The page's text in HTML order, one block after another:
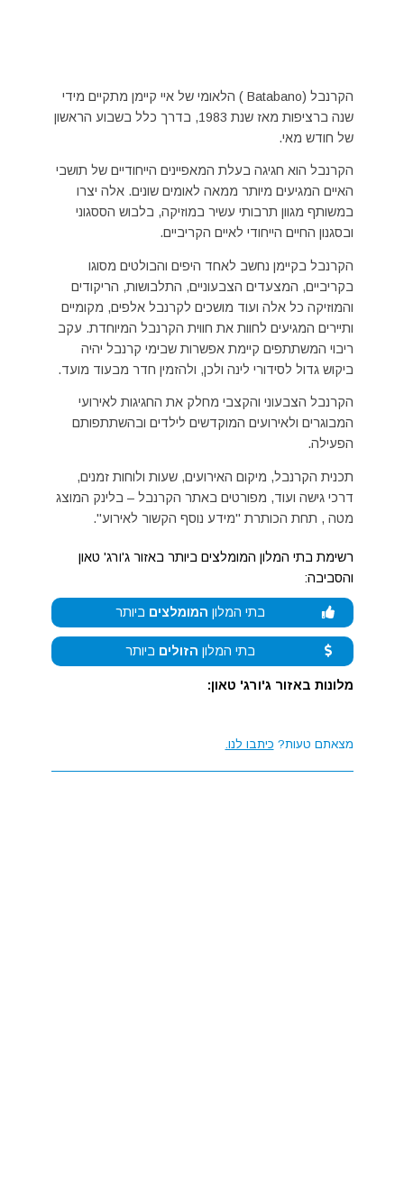
הקרנבל (Batabano ) הלאומי של איי קיימן מתקיים מידי
שנה ברציפות מאז שנת 1983, בדרך כלל בשבוע הראשון
של חודש מאי.
הקרנבל הוא חגיגה בעלת המאפיינים הייחודיים של תושבי
האיים המגיעים מיותר ממאה לאומים שונים. אלה יצרו
במשותף מגוון תרבותי עשיר במוזיקה, בלבוש הססגוני
ובסגנון החיים הייחודי לאיים הקריביים.
הקרנבל בקיימן נחשב לאחד היפים והבולטים מסוגו
בקריביים, המצעדים הצבעוניים, התלבושות, הריקודים
והמוזיקה כל אלה ועוד מושכים לקרנבל אלפים, מקומיים
ותיירים המגיעים לחוות את חווית הקרנבל המיוחדת. עקב
ריבוי המשתתפים קיימת אפשרות שבימי קרנבל יהיה
ביקוש גדול לסידורי לינה ולכן, ולהזמין חדר מבעוד מועד.
הקרנבל הצבעוני והקצבי מחלק את החגיגות לאירועי
המבוגרים ולאירועים המוקדשים לילדים ובהשתתפותם
הפעילה.
תכנית הקרנבל, מיקום האירועים, שעות ולוחות זמנים,
דרכי גישה ועוד, מפורטים באתר הקרנבל – בלינק המוצג
מטה , תחת הכותרת "מידע נוסף הקשור לאירוע".
רשימת בתי המלון המומלצים ביותר באזור ג'ורג' טאון
והסביבה:
בתי המלון המומלצים ביותר
בתי המלון הזולים ביותר
מלונות באזור ג'ורג' טאון:
מצאתם טעות? כיתבו לנו.